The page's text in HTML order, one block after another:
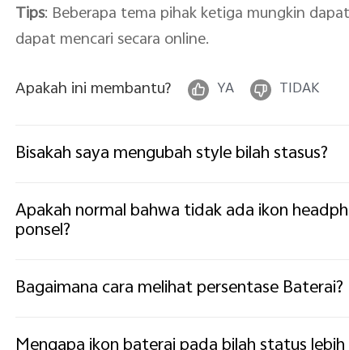
Tips: Beberapa tema pihak ketiga mungkin
dapat mencari secara online.
Apakah ini membantu?
YA TIDAK
Bisakah saya mengubah style bilah stasus?
Apakah normal bahwa tidak ada ikon
ponsel?
Bagaimana cara melihat persentase Baterai?